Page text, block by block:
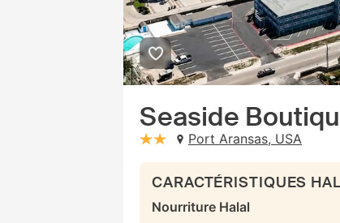
Seaside
stars: 2Port Aransas, USA
CARACTÉRISTIQUES
Nourriture Halal